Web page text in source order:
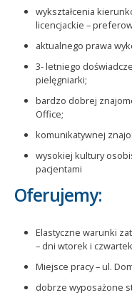
wykształcenia
licencjackie –
aktualnego prawa
3- letniego
pielęgniarki;
bardzo dobrej
Office;
komunikatywnej
wysokiej kultury
pacjentami
Oferujemy:
Elastyczne warunki
– dni wtorek i
Miejsce pracy – ul.
dobrze wyposażone